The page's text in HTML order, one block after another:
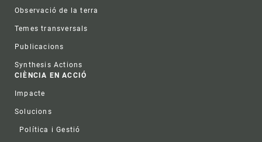
Observació de la terra
Temes transversals
Publicacions
Synthesis Actions
CIÈNCIA EN ACCIÓ
Impacte
Solucions
Política i Gestió